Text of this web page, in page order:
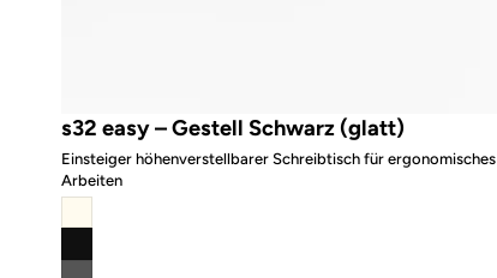
s32 easy – Gestell Schwarz (glatt)
Einsteiger höhenverstellbarer Schreibtisch für ergonomisches
Arbeiten